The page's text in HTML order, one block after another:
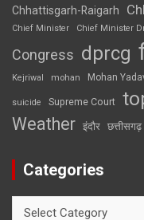
Chhattisgarh-Raigarh
Chief Minister
Chief Minister
Congress dprcg
Kejriwal mohan Mohan
suicide Supreme Court
Weather इंदौर छत्तीसगढ़
Categories